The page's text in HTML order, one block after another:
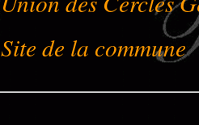
Site de la commune